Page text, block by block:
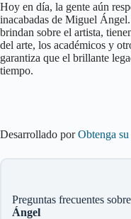
Hoy en día, la gente aún
inacabadas de Miguel
brindan sobre el artista,
del arte, los académicos y
garantiza que el brillante
tiempo.
Desarrollado porObtenga
Preguntas frecuentes sobre
Ángel